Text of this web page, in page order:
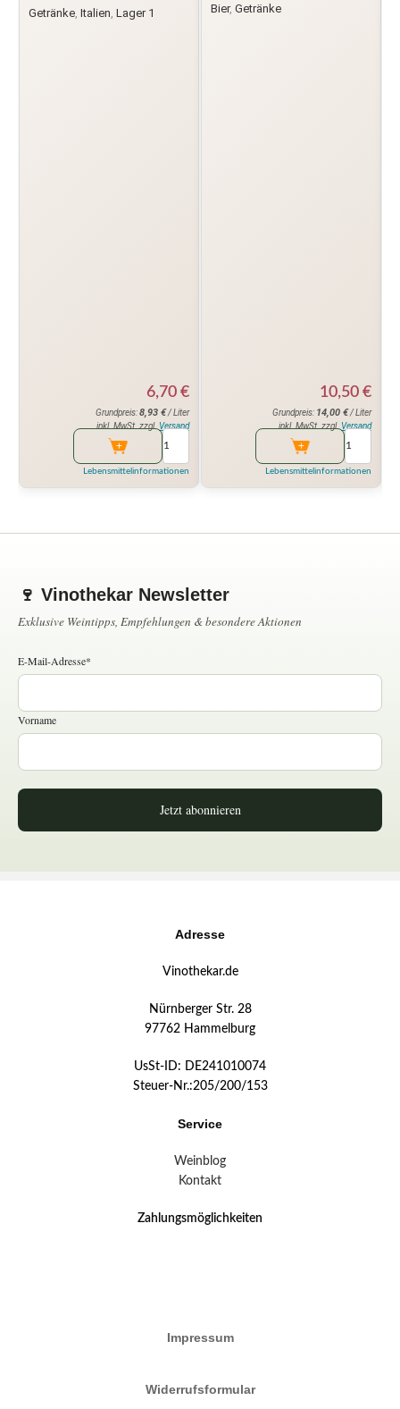
Getränke Italien Lager 1
6,70 €
Grundpreis:8,93 €/ Liter
inkl. MwSt. zzgl. Versand
Lebensmittelinformationen
Bier, Getränke
10,50 €
Grundpreis: 14,00 €/ Liter
inkl. MwSt. zzgl. Versand
Lebensmittelinformationen
🍷 Vinothekar Newsletter
Exklusive Weintipps, Empfehlungen & besondere Aktionen
E-Mail-Adresse*
Vorname
Jetzt abonnieren
Adresse
Vinothekar.de
Nürnberger Str. 28
97762 Hammelburg
UsSt-ID: DE241010074
Steuer-Nr.:205/200/153
Service
Weinblog
Kontakt
Zahlungsmöglichkeiten
Impressum
Widerrufsformular